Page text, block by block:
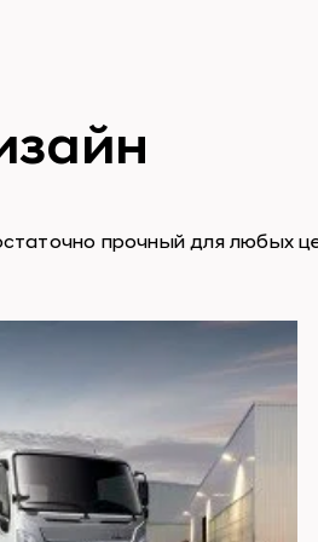
прочный для любых